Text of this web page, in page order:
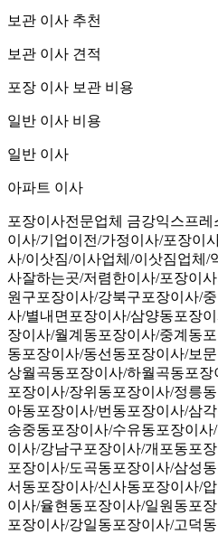
보관 이사 추천
보관 이사 견적
포장 이사 보관 비용
일반 이사 비용
일반 이사
아파트 이사
포장이사전문업체 금강익스프
이사/기업이전/가정이사/포장이
사/이삿짐/이사업체/이삿짐업체/
사잘하는곳/저렴한이사/포장이
원구포장이사/강북구포장이사/
사/별내면포장이사/삼양동포장
장이사/월계동포장이사/중계동
동포장이사/동선동포장이사/보
상월곡동포장이사/하월곡동포
포장이사/장위동포장이사/정릉
아동포장이사/번동포장이사/삼
송중동포장이사/수유동포장이
이사/강남구포장이사/개포동포
포장이사/도곡동포장이사/삼성
서동포장이사/신사동포장이사/
이사/율현동포장이사/일원동포
포장이사/강일동포장이사/고덕